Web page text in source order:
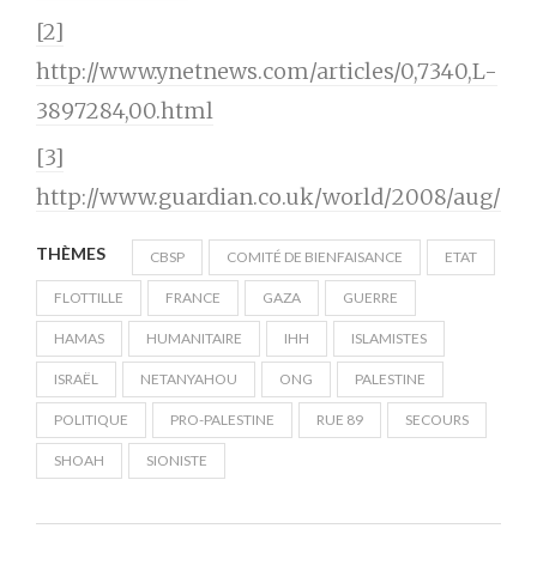
[2]
http://www.ynetnews.com/articles/0,7340,L-
3897284,00.html
[3]
http://www.guardian.co.uk/world/2008/aug/
THÈMES CBSP COMITÉ DE BIENFAISANCE ETAT
FLOTTILLE FRANCE GAZA GUERRE
HAMAS HUMANITAIRE IHH ISLAMISTES
ISRAËL NETANYAHOU ONG PALESTINE
POLITIQUE PRO-PALESTINE RUE 89 SECOURS
SHOAH SIONISTE